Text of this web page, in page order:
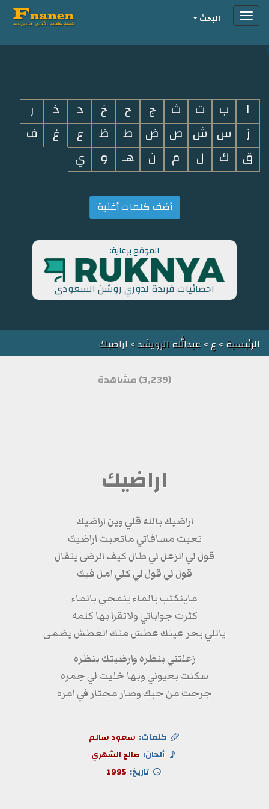
i
Toggleالبحث
ا ب ت ث ج ح خ د ذ
ر
ز
س ش ص ض ط ظ ع غ
ف
ق
ك ل م ن هـ و ي
أضف كلمات أغنية
الموقع برعاية:
احصائيات فريدة لدوري روشن السعودي
الرئيسية>ع>عبدالله الرويشد> اراضيك
(3,239) مشاهدة
اراضيك
اراضيك بالله قلي وين اراضيك
تعبت مسافاتي ماتعبت اراضيك
قول لي الزعل لي طال كيف الرضى ينقال
قول لي قول لي كلي امل فيك
ماينكتب بالماء ينمحي بالماء
كثرت جواباتي ولاتقرا بها كلمه
ياللي بحر عينك عطش منك العطش يضمى
زعلتني بنظره وارضيتك بنظره
سكنت بعيوني وبها خليت لي جمره
جرحت من حبك وصار محتار في امره
كلمات: سعود سالم
ألحان: صالح الشهري
تاريخ: 1995